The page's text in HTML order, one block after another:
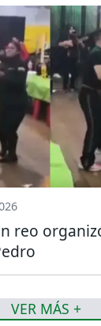
reo
VER MÁS +